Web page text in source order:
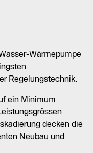
Wärmepumpe
Regelungstechnik.
ein Minimum
decken die
Neubau und